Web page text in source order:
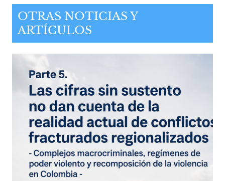
OTRAS NOTICIAS Y
ARTÍCULOS